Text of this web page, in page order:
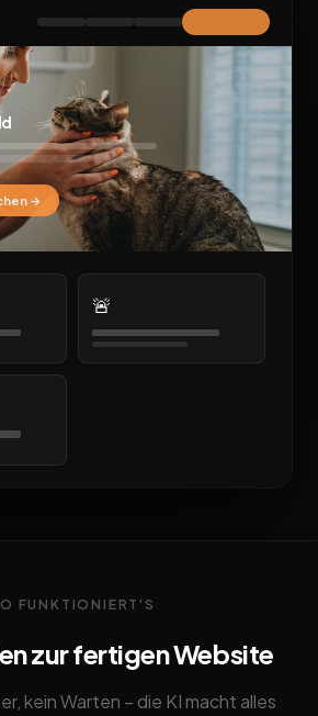
→
🚨
FUNKTIONIERT'S
zur fertigen Website
kein Warten – die KI macht alles